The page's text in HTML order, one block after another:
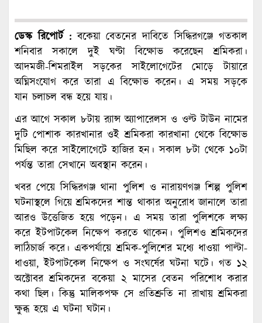
ডেস্ক রিপোর্ট :বকেয়া বেতনের দাবিতে সিদ্ধিরগঞ্জে গতকাল
শনিবার সকালে দুই ঘণ্টা বিক্ষোভ করেছেন শ্রমিকরা।
আদমজী-শিমরাইল সড়কের সাইলোগেটের মোড়ে টায়ারে
অঘ্নিসংযোগ করে তারা এ বিক্ষোভ করেন। এ সময় সড়কে
যান চলাচল বন্ধ হয়ে যায়।
এর আগে সকাল ৮টায় র‌্যান্স অ্যাপারেলস ও ওল্ট টাউন নামের
দুটি পোশাক কারখানার ওই শ্রমিকরা কারখানা থেকে বিক্ষোভ
মিছিল করে সাইলোগেটে হাজির হন। সকাল ৮টা থেকে ১০টা
পর্যন্ত তারা সেখানে অবস্থান করেন।
খবর পেয়ে সিদ্ধিরগঞ্জ থানা পুলিশ ও নারায়ণগঞ্জ শিল্প পুলিশ
ঘটনাস্থলে গিয়ে শ্রমিকদের শান্ত থাকার অনুরোধ জানালে তারা
আরও উত্তেজিত হয়ে পড়েন। এ সময় তারা পুলিশকে লক্ষ্য
করে ইটপাটকেল নিক্ষেপ করতে থাকেন। পুলিশও শ্রমিকদের
লাঠিচার্জ করে। একপর্যায়ে শ্রমিক-পুলিশের মধ্যে ধাওয়া পাল্টা-
ধাওয়া, ইটপাটকেল নিক্ষেপ ও সংঘর্ষের ঘটনা ঘটে। গত ১২
অক্টোবর শ্রমিকদের বকেয়া ২ মাসের বেতন পরিশোধ করার
কথা ছিল। কিন্তু মালিকপক্ষ সে প্রতিশ্রুতি না রাখায় শ্রমিকরা
ক্ষুব্ধ হয়ে এ ঘটনা ঘটান।